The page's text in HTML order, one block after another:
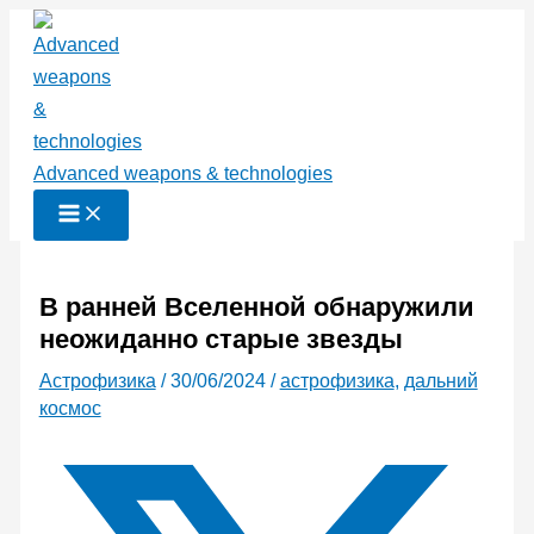
Перейти
содержимому
Advanced weapons & technologies
В ранней Вселенной обнаружили
неожиданно старые звезды
Астрофизика /30/06/2024 /астрофизика, дальний
космос